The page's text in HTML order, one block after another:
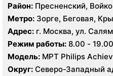
Район: Пресненский,
Крылатское, Кунцево,
Тушино, Строгино,
Южное Тушино
Метро: Зорге, Беговая,
Октябрьское поле,
Хорошево, Хорошевская,
Народное Ополчение
Адрес: г. Москва, ул.
Режим работы: 8.00 - 19.00
Модель: МРТ Philips Achieva 1.5 T, КТ Philips Brilliance
64 среза, УЗИ GE Voluson
Округ: Северо-Западный